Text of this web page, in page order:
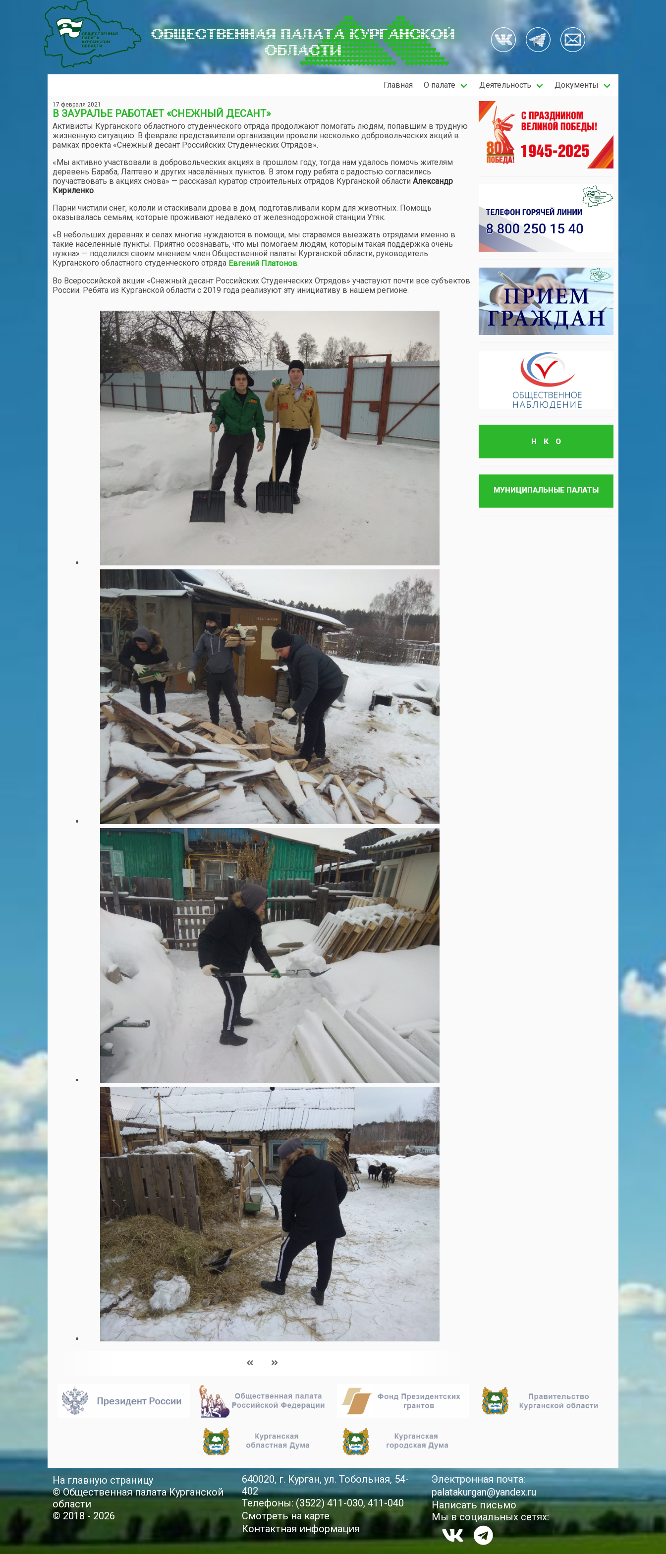
ОБЩЕСТВЕННАЯ ПАЛАТА КУРГАНСКОЙ
ОБЛАСТИ
Главная О палате Деятельность Документы
17 февраля 2021
В ЗАУРАЛЬЕ РАБОТАЕТ «СНЕЖНЫЙ ДЕСАНТ»
Активисты Курганского областного студенческого отряда продолжают помогать людям, попавшим в трудную
жизненную ситуацию. В феврале представители организации провели несколько добровольческих акций в
рамках проекта «Снежный десант Российских Студенческих Отрядов».
«Мы активно участвовали в добровольческих акциях в прошлом году, тогда нам удалось помочь жителям
деревень Бараба, Лаптево и других населённых пунктов. В этом году ребята с радостью согласились
поучаствовать в акциях снова» — рассказал куратор строительных отрядов Курганской области Александр
Кириленко.
Парни чистили снег, кололи и стаскивали дрова в дом, подготавливали корм для животных. Помощь
оказывалась семьям, которые проживают недалеко от железнодорожной станции Утяк.
«В небольших деревнях и селах многие нуждаются в помощи, мы стараемся выезжать отрядами именно в
такие населенные пункты. Приятно осознавать, что мы помогаем людям, которым такая поддержка очень
нужна» — поделился своим мнением член Общественной палаты Курганской области, руководитель
Курганского областного студенческого отряда Евгений Платонов.
Во Всероссийской акции «Снежный десант Российских Студенческих Отрядов» участвуют почти все субъектов
России. Ребята из Курганской области с 2019 года реализуют эту инициативу в нашем регионе.
На главную страницу
© Общественная палата Курганской
области
© 2018 - 2026
640020, г. Курган, ул. Тобольная, 54-
402
Телефоны: (3522) 411-030, 411-040
Смотреть на карте
Контактная информация
Электронная почта:
palatakurgan@yandex.ru
Написать письмо
Мы в социальных сетях: